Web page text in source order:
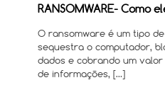
RANSOMWARE- Como
O ransomware é um tipo
sequestra o computador,
dados e cobrando um
de informações, […]